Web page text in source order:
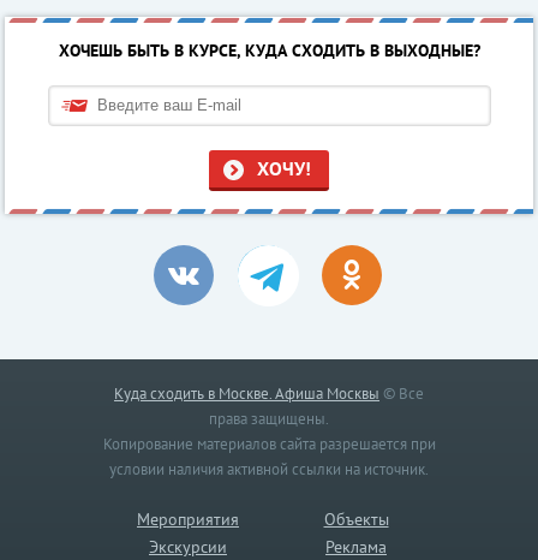
ХОЧЕШЬ БЫТЬ В КУРСЕ, КУДА СХОДИТЬ В ВЫХОДНЫЕ?
ХОЧУ!
Куда сходить в Москве. Афиша Москвы © Все
права защищены.
Копирование материалов сайта разрешается при
условии наличия активной ссылки на источник.
Мероприятия
Объекты
Экскурсии
Реклама